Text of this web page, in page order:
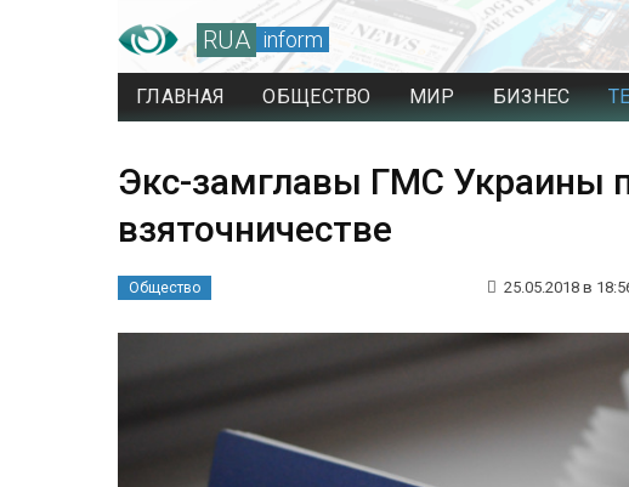
RUA inform
ГЛАВНАЯ ОБЩЕСТВО МИР БИЗНЕС
Экс-замглавы ГМС Украины
взяточничестве
Общество 25.05.2018 в